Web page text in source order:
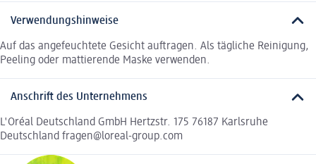
Verwendungshinweise
Auf das angefeuchtete Gesicht auftragen. Als tägliche Reinigung,
Peeling oder mattierende Maske verwenden.
Anschrift des Unternehmens
L'Oréal Deutschland GmbH Hertzstr. 175 76187 Karlsruhe
Deutschland fragen@loreal-group.com